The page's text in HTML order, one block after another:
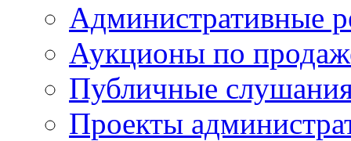
Административные
Аукционы по
Публичные
Проекты